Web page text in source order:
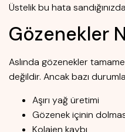
Üstelik bu hata
Gözenekler
Aslında gözenekler
değildir. Ancak bazı
Aşırı yağ üretimi
Gözenek içinin
Kolajen kaybı